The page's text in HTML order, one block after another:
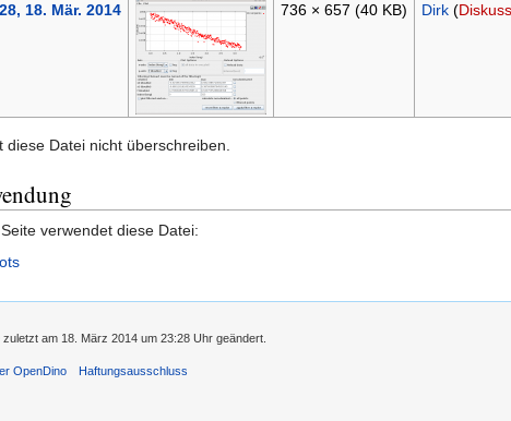
18. Mär. 2014 736 × 657 (40 KB) Dirk (
diese Datei nicht überschreiben.
verwendet diese Datei:
am 18. März 2014 um 23:28 Uhr geändert.
OpenDino Haftungsausschluss